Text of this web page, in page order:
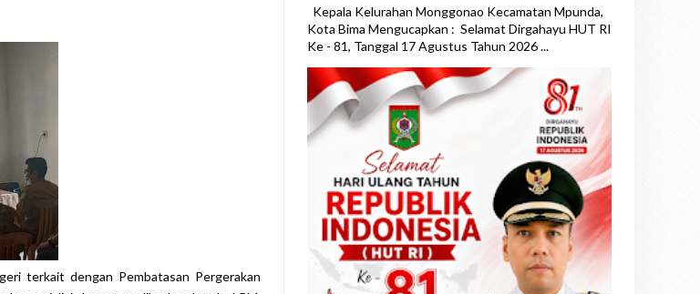
terkait dengan Pembatasan Pergerakan
Kepala Kelurahan Monggonao Kecamatan Mpunda,
Kota Bima Mengucapkan : Selamat Dirgahayu HUT RI
Ke - 81, Tanggal 17 Agustus Tahun 2026 ...